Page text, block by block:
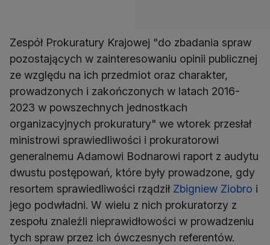
Zespół Prokuratury Krajowej "do zbadania spraw
pozostających w zainteresowaniu opinii publicznej
ze względu na ich przedmiot oraz charakter,
prowadzonych i zakończonych w latach 2016-
2023 w powszechnych jednostkach
organizacyjnych prokuratury" we wtorek przesłał
ministrowi sprawiedliwości i prokuratorowi
generalnemu Adamowi Bodnarowi raport z audytu
dwustu postępowań, które były prowadzone, gdy
resortem sprawiedliwości rządził Zbigniew Ziobro i
jego podwładni. W wielu z nich prokuratorzy z
zespołu znaleźli nieprawidłowości w prowadzeniu
tych spraw przez ich ówczesnych referentów.